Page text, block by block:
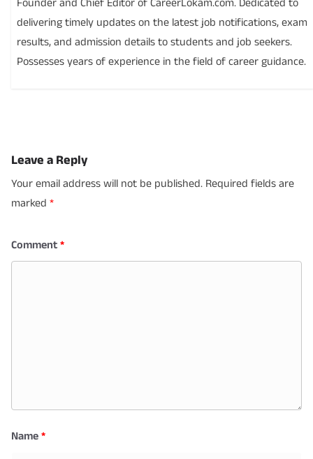
delivering timely updates on the latest job notifications, exam
results, and admission details to students and job seekers.
Possesses years of experience in the field of career guidance.
Leave a Reply
Your email address will not be published. Required fields are
marked *
Comment*
Name*